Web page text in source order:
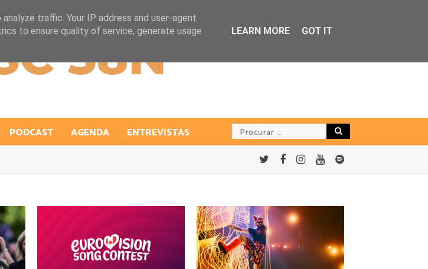
PODCAST AGENDA ENTREVISTAS
traffic. Your IP address and user-agent
to ensure quality of service, generate usage
LEARN MORE GOT IT